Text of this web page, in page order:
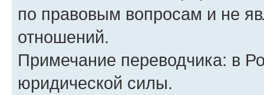
по правовым вопросам и не
отношений.
Примечание переводчика: в
юридической силы.